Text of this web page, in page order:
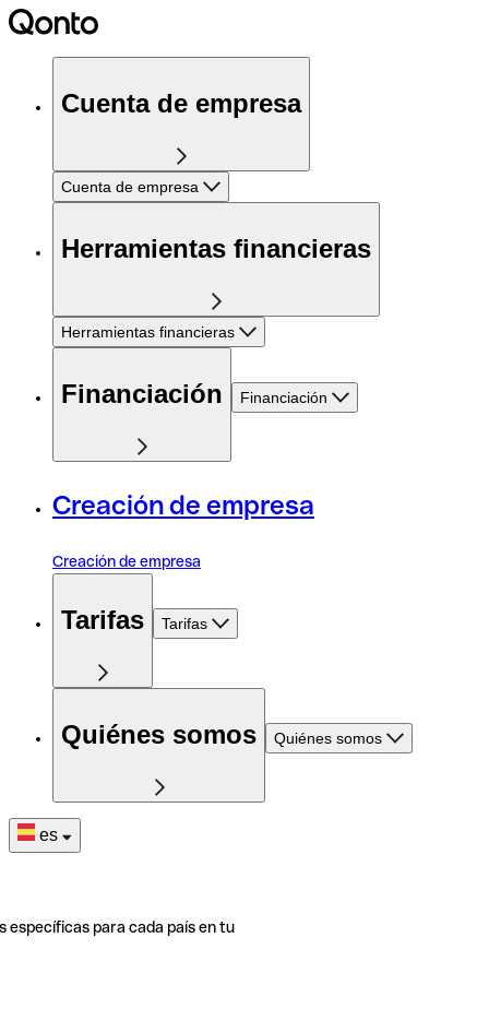
Cuenta de empresa
Cuenta de empresa
Herramientas financieras
Herramientas financieras
Financiación Financiación
Creación de empresa
Creación de empresa
Tarifas Tarifas
Quiénes somos Quiénes somos
es
específicas para cada país en tu